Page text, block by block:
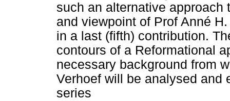
such an alternative
and viewpoint of Prof Anné
in a last (fifth) contribution.
contours of a Reformational
necessary background from
Verhoef will be analysed and
series